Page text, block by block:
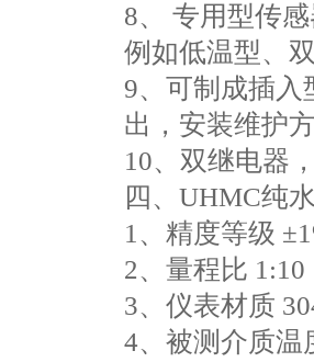
8、 专用型传
例如低温型、
9、可制成插入
出，安装维护
10、双继电器
四、UHMC
1、精度等级
2、量程比 1:10
3、仪表材质
4、被测介质